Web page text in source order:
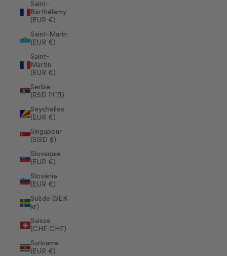
Saint-
Barthélemy
(EUR €)
Saint-Marin
(EUR €)
Saint-
Martin
(EUR €)
Serbie
(RSD РСД)
Seychelles
(EUR €)
Singapour
(SGD $)
Slovaquie
(EUR €)
Slovénie
(EUR €)
Suède (SEK
kr)
Suisse
(CHF CHF)
Suriname
(EUR €)